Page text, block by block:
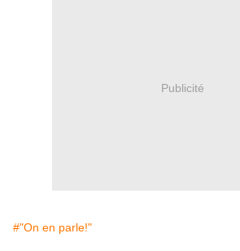
Publicité
#"On en parle!"